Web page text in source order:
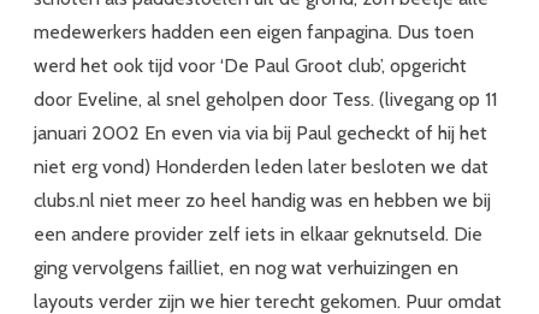
medewerkers hadden een eigen fanpagina. Dus toen
werd het ook tijd voor ‘De Paul Groot club’, opgericht
door Eveline, al snel geholpen door Tess. (livegang op 11
januari 2002 En even via via bij Paul gecheckt of hij het
niet erg vond) Honderden leden later besloten we dat
clubs.nl niet meer zo heel handig was en hebben we bij
een andere provider zelf iets in elkaar geknutseld. Die
ging vervolgens failliet, en nog wat verhuizingen en
layouts verder zijn we hier terecht gekomen. Puur omdat